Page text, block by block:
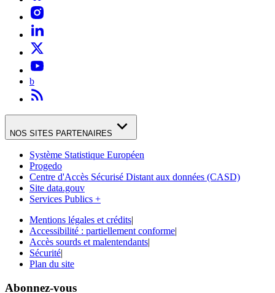
b
NOS SITES PARTENAIRES
Système Statistique Européen
Progedo
Centre d'Accès Sécurisé Distant aux données (CASD)
Site data.gouv
Services Publics +
Mentions légales et crédits|
Accessibilité : partiellement conforme|
Accès sourds et malentendants|
Sécurité|
Plan du site
Abonnez-vous